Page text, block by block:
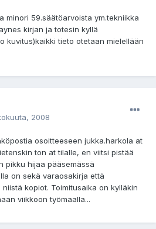
minori 59.säätöarvoista ym.tekniikka
kirjan ja totesin kyllä
kuvitus)kaikki tieto otetaan mielellään
2008
osoitteeseen jukka.harkola at
ton at tilalle, en viitsi pistää
pikku hijaa pääsemässä
on sekä varaosakirja että
kopiot. Toimitusaika on kylläkin
viikkoon työmaalla...